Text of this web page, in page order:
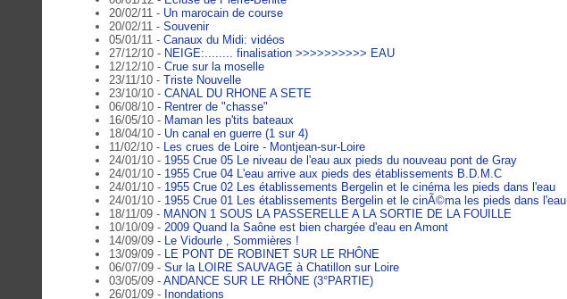
20/02/11 - Un marocain de course
20/02/11 - Souvenir
05/01/11 - Canaux du Midi: vidéos
27/12/10 - NEIGE:........ finalisation >>>>>>>>>> EAU
12/12/10 - Crue sur la moselle
23/11/10 - Triste Nouvelle
23/10/10 - CANAL DU RHONE A SETE
06/08/10 - Rentrer de "chasse"
16/05/10 - Maman les p'tits bateaux
18/04/10 - Un canal en guerre (1 sur 4)
11/02/10 - Les crues de Loire - Montjean-sur-Loire
24/01/10 - 1955 Crue 05 Le niveau de l'eau aux pieds du nouveau pont de Gray
24/01/10 - 1955 Crue 04 L'eau arrive aux pieds des établissements B.D.M.C
24/01/10 - 1955 Crue 02 Les établissements Bergelin et le cinéma les pieds dans l'eau
24/01/10 - 1955 Crue 01 Les établissements Bergelin et le cinÃ©ma les pieds dans l'eau
18/11/09 - MANON 1 SOUS LA PASSERELLE A LA SORTIE DE LA FOUILLE
10/10/09 - 2009 Quand la Saône est bien chargée d'eau en Amont
14/09/09 - Le Vidourle , Sommières !
13/09/09 - LE PONT DE ROBINET SUR LE RHÔNE
06/07/09 - Sur la LOIRE SAUVAGE à Chatillon sur Loire
03/05/09 - ANDANCE SUR LE RHÔNE (3°PARTIE)
26/01/09 - Inondations